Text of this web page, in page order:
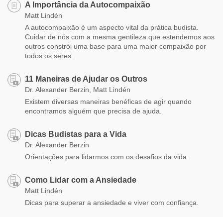
A Importância da Autocompaixão
Matt Lindén
A autocompaixão é um aspecto vital da prática budista.
Cuidar de nós com a mesma gentileza que estendemos aos
outros constrói uma base para uma maior compaixão por
todos os seres.
11 Maneiras de Ajudar os Outros
Dr. Alexander Berzin, Matt Lindén
Existem diversas maneiras benéficas de agir quando
encontramos alguém que precisa de ajuda.
Dicas Budistas para a Vida
Dr. Alexander Berzin
Orientações para lidarmos com os desafios da vida.
Como Lidar com a Ansiedade
Matt Lindén
Dicas para superar a ansiedade e viver com confiança.